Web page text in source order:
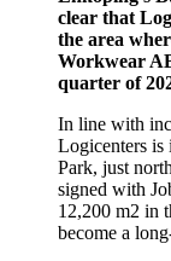
clear that
the area
Workwear
quarter of
In line with
Logicenters is
Park, just
signed with
12,200 m2 in
become a